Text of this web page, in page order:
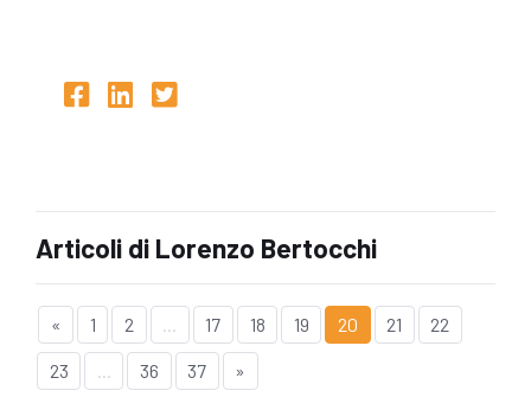
Articoli di Lorenzo Bertocchi
« 1 2 17 18 19 20 21 22
23 ... 36 37 »